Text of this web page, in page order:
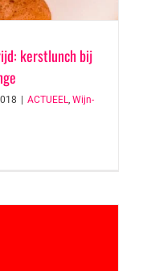
kerstlunch bij
ACTUEEL, Wijn-